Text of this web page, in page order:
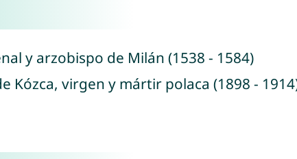
y arzobispo de Milán (1538 - 1584)
Kózca, virgen y mártir polaca (1898 -